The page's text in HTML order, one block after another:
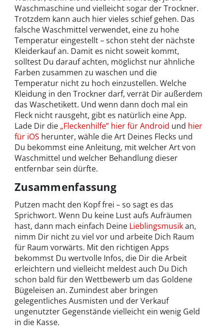
Waschmaschine und vielleicht sogar der Trockner.
Trotzdem kann auch hier vieles schief gehen. Das
falsche Waschmittel verwendet, eine zu hohe
Temperatur eingestellt – schon steht der nächste
Kleiderkauf an. Damit es nicht soweit kommt,
solltest Du darauf achten, möglichst nur ähnliche
Farben zusammen zu waschen und die
Temperatur nicht zu hoch einzustellen. Welche
Kleidung in den Trockner darf, verrät Dir außerdem
das Waschetikett. Und wenn dann doch mal ein
Fleck nicht rausgeht, gibt es natürlich eine App.
Lade Dir die „Fleckenhilfe” hier für Android und hier
für iOS herunter, wähle die Art Deines Flecks und
Du bekommst eine Anleitung, mit welcher Art von
Waschmittel und welcher Behandlung dieser
entfernbar sein dürfte.
Zusammenfassung
Putzen macht den Kopf frei – so sagt es das
Sprichwort. Wenn Du keine Lust aufs Aufräumen
hast, dann mach einfach Deine Lieblingsmusikan,
nimm Dir nicht zu viel vor und arbeite Dich Raum
für Raum vorwärts. Mit den richtigen Apps
bekommst Du wertvolle Infos, die Dir die Arbeit
erleichtern und vielleicht meldest auch Du Dich
schon bald für den Wettbewerb um das Goldene
Bügeleisen an. Zumindest aber bringen
gelegentliches Ausmisten und der Verkauf
ungenutzter Gegenstände vielleicht ein wenig Geld
in die Kasse.